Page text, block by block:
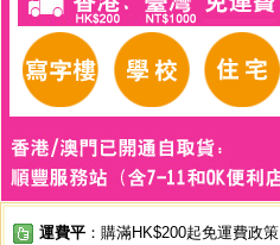
運費平 ：購滿HK$200起免運費政策